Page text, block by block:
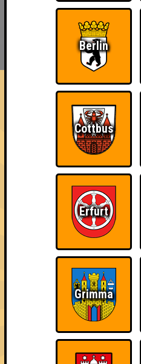
HIGHSCORE
FAQ
Dino-Sours
Errungenschaften
Kleiner Hinweis: bei uns sind
schließlich verdient!
The Last of Us
Schon
Berlin
Cottbus
Erfurt
Grimma